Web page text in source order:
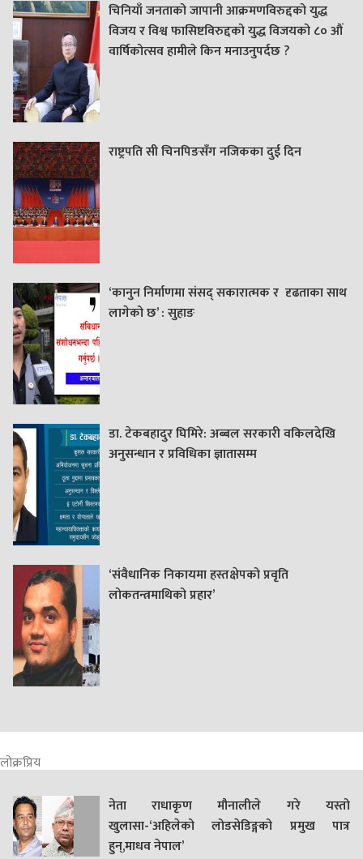
चिनियाँ जनताको जापानी आक्रमणविरुद्दको युद्ध
विजय र विश्व फासिष्टविरुद्दको युद्ध विजयको ८० औं
वार्षिकोत्सव हामीले किन मनाउनुपर्दछ ?
राष्ट्रपति सी चिनपिङसँग नजिकका दुई दिन
‘कानुन निर्माणमा संसद् सकारात्मक र दृढताका साथ
लागेको छ’ : सुहाङ
डा. टेकबहादुर घिमिरे: अब्बल सरकारी वकिलदेखि
अनुसन्धान र प्रविधिका ज्ञातासम्म
‘संवैधानिक निकायमा हस्तक्षेपको प्रवृति
लोकतन्त्रमाथिको प्रहार’
लोक्रप्रिय
नेता राधाकृण मौनालीले गरे यस्तो
खुलासा-‘अहिलेको लोडसेडिङ्गको प्रमुख पात्र
हुन्,माधव नेपाल’